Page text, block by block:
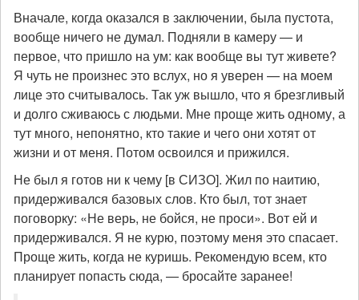
Вначале, когда оказался в заключении, была пустота,
вообще ничего не думал. Подняли в камеру — и
первое, что пришло на ум: как вообще вы тут живете?
Я чуть не произнес это вслух, но я уверен — на моем
лице это считывалось. Так уж вышло, что я брезгливый
и долго сживаюсь с людьми. Мне проще жить одному, а
тут много, непонятно, кто такие и чего они хотят от
жизни и от меня. Потом освоился и прижился.
Не был я готов ни к чему [в СИЗО]. Жил по наитию,
придерживался базовых слов. Кто был, тот знает
поговорку: «Не верь, не бойся, не проси». Вот ей и
придерживался. Я не курю, поэтому меня это спасает.
Проще жить, когда не куришь. Рекомендую всем, кто
планирует попасть сюда, — бросайте заранее!